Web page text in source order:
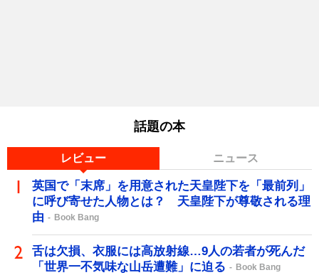
話題の本
レビュー ニュース
英国で「末席」を用意された天皇陛下を「最前列」
に呼び寄せた人物とは？ 天皇陛下が尊敬される理
由
Book Bang
舌は欠損、衣服には高放射線…9人の若者が死んだ
「世界一不気味な山岳遭難」に迫る
Book Bang